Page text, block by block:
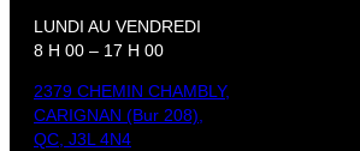
LUNDI AU VENDREDI
8 H 00 – 17 H 00
2379 CHEMIN CHAMBLY,
CARIGNAN (Bur 208),
QC, J3L 4N4